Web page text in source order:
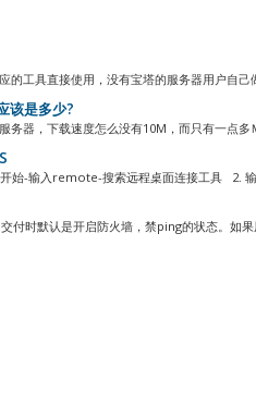
的工具直接使用，没有宝塔的服务器用户自
该是多少?
务器，下载速度怎么没有10M，而只有一点多
始-输入remote-搜索远程桌面连接工具 2.
付时默认是开启防火墙，禁ping的状态。如